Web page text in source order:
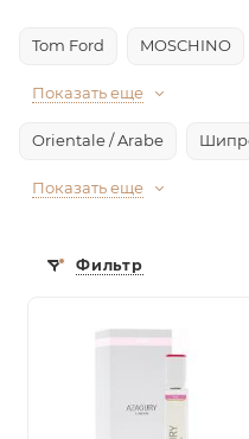
Tom Ford MOSCHINO
Показать еще
Orientale / Arabe
Показать еще
Фильтр